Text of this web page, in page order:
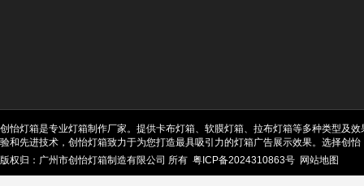
创怡灯箱是专业灯箱制作厂家。提供卡布灯箱、软膜灯箱、拉布灯箱等多种类型及
验和先进技术，创怡灯箱致力于为您打造最具吸引力的灯箱广告展示效果。选择创怡
版权归：广州市创怡灯箱制造有限公司 所有 粤ICP备2024310863号 网站地图